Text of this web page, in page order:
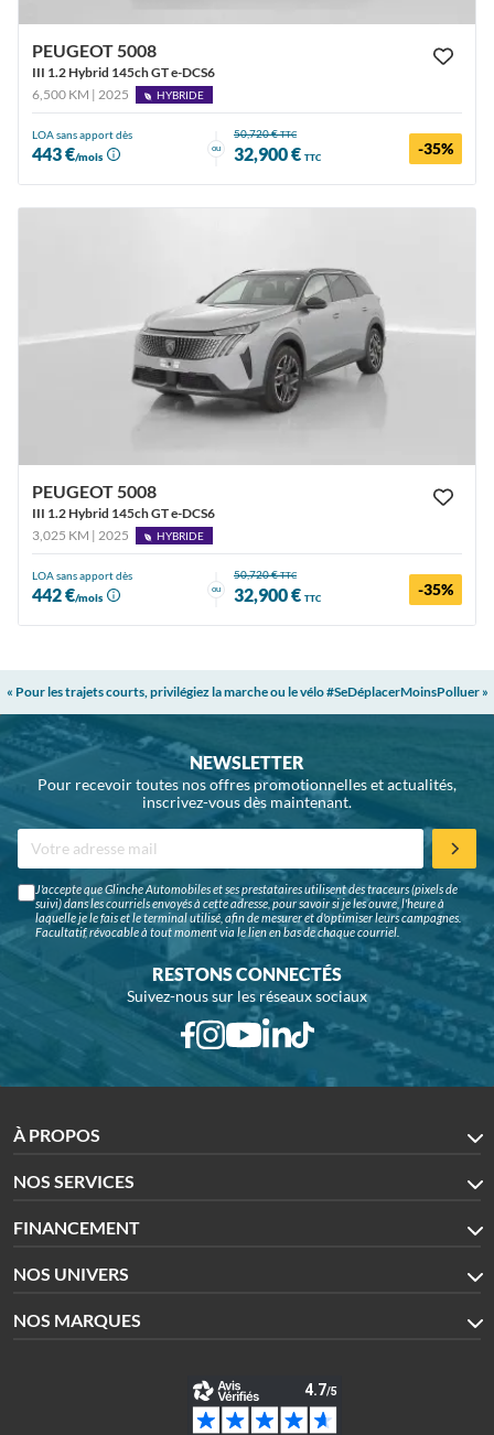
PEUGEOT 5008
III 1.2 Hybrid 145ch GT e-DCS6
6,500 KM | 2025
HYBRIDE
LOA sans apport dès
443 €/mois
ou
50,720 €TTC
32,900 € TTC -35%
PEUGEOT 5008
III 1.2 Hybrid 145ch GT e-DCS6
3,025 KM | 2025
HYBRIDE
LOA sans apport dès
442 €/mois
ou
50,720 €TTC
32,900 € TTC -35%
« Pour les trajets courts, privilégiez la marche ou le vélo #SeDéplacerMoinsPolluer »
NEWSLETTER
Pour recevoir toutes nos offres promotionnelles et actualités,
inscrivez-vous dès maintenant.
J'accepte que Glinche Automobiles et ses prestataires utilisent des traceurs (pixels de
suivi) dans les courriels envoyés à cette adresse, pour savoir si je les ouvre, l'heure à
laquelle je le fais et le terminal utilisé, afin de mesurer et d'optimiser leurs campagnes.
Facultatif, révocable à tout moment via le lien en bas de chaque courriel.
RESTONS CONNECTÉS
Suivez-nous sur les réseaux sociaux
À PROPOS
NOS SERVICES
FINANCEMENT
NOS UNIVERS
NOS MARQUES